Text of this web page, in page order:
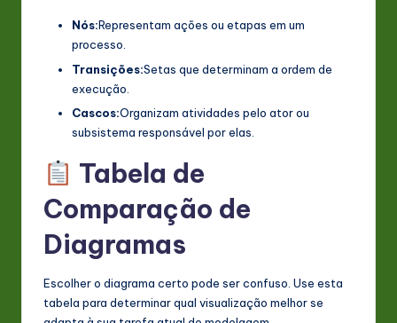
Nós:Representam ações ou etapas em um
processo.
Transições:Setas que determinam a ordem de
execução.
Cascos:Organizam atividades pelo ator ou
subsistema responsável por elas.
Tabela de
Comparação de
Diagramas
Escolher o diagrama certo pode ser confuso. Use esta
tabela para determinar qual visualização melhor se